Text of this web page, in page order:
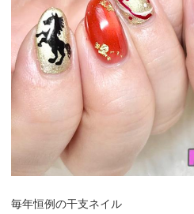
毎年恒例の干支ネイル